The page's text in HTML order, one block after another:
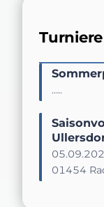
Turniere
…..
01454